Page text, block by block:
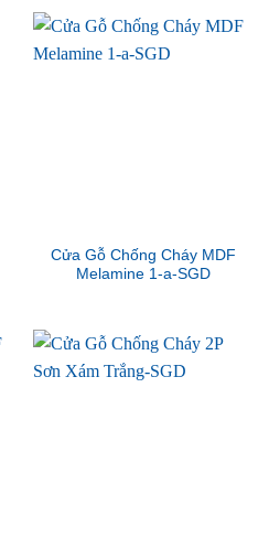
Cửa Gỗ Chống Cháy MDF
Melamine 1-a-SGD